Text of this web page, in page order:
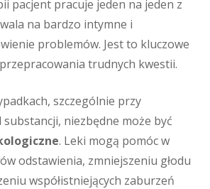
pacjent pracuje jeden na jeden z
na bardzo intymne i
problemów. Jest to kluczowe
trudnych kwestii.
szczególnie przy
niezbędne może być
. Leki mogą pomóc w
odstawienia, zmniejszeniu głodu
współistniejących zaburzeń